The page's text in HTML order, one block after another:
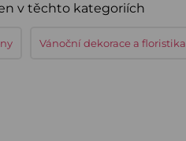
v těchto kategoriích
Vánoční dekorace a floristika